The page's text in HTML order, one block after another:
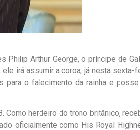
Philip Arthur George, o príncipe de
irá assumir a coroa, já nesta sexta-
para o falecimento da rainha e
Como herdeiro do trono britânico,
oficialmente como His Royal